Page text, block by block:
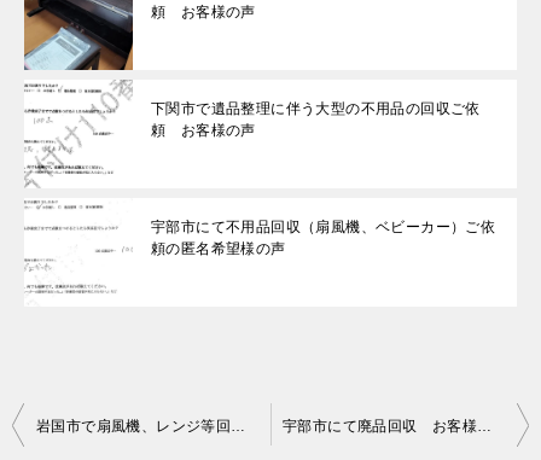
頼 お客様の声
下関市で遺品整理に伴う大型の不用品の回収ご依
頼 お客様の声
宇部市にて不用品回収（扇風機、ベビーカー）ご依
頼の匿名希望様の声
投
岩国市で扇風機、レンジ等回収のお客様の声 宇部市にて廃品回収 お客様の声